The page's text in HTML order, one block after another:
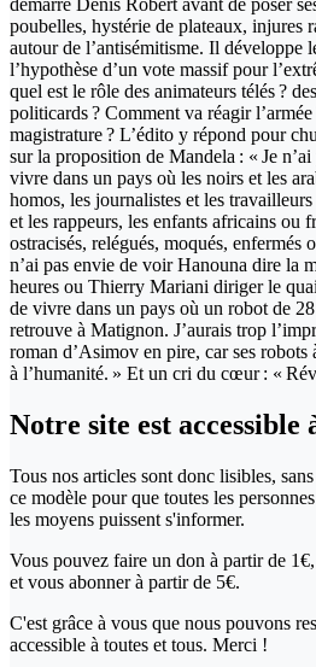
démarre Denis Robert avant de poser
poubelles, hystérie de plateaux, injures
autour de l’antisémitisme. Il développe
l’hypothèse d’un vote massif pour
quel est le rôle des animateurs télés ?
politicards ? Comment va réagir
magistrature ? L’édito y répond pour
sur la proposition de Mandela : « Je n’ai
vivre dans un pays où les noirs et les
homos, les journalistes et les
et les rappeurs, les enfants africains ou
ostracisés, relégués, moqués, enfermés
n’ai pas envie de voir Hanouna dire la
heures ou Thierry Mariani diriger le
de vivre dans un pays où un robot de
retrouve à Matignon. J’aurais trop
roman d’Asimov en pire, car ses
à l’humanité. » Et un cri du cœur : «
Notre site est accessible
Tous nos articles sont donc lisibles,
ce modèle pour que toutes les
les moyens puissent s'informer.
Vous pouvez faire un don à partir de 1€,
et vous abonner à partir de 5€.
C'est grâce à vous que nous pouvons
accessible à toutes et tous. Merci !